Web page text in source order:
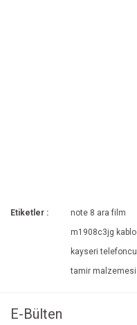
Etiketler : note 8 ara film
m1908c3jg kablo
kayseri telefoncu
tamir malzemesi
E-Bülten